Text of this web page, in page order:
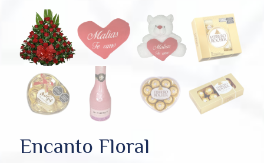
Encanto Floral